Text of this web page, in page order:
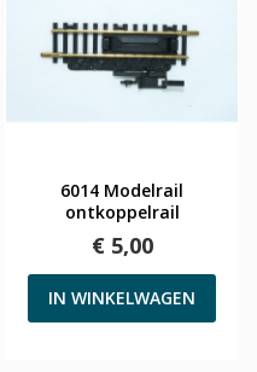
6014 Modelrail
ontkoppelrail
€ 5,00
IN WINKELWAGEN